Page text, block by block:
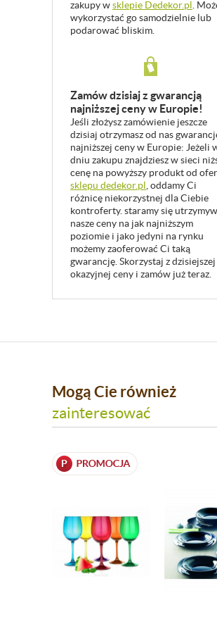
zakupy wsklepie Dedekor.pl.
wykorzystać go samodzielnie lub
podarować bliskim.
Zamów dzisiaj z gwarancją
najniższej ceny w Europie!
Jeśli złożysz zamówienie jeszcze
dzisiaj otrzymasz od nas
najniższej ceny w Europie: Jeżeli
dniu zakupu znajdziesz w sieci
cenę na powyższy produkt od
sklepu dedekor.pl, oddamy Ci
różnicę niekorzystnej dla Ciebie
kontroferty. staramy się
nasze ceny na jak najniższym
poziomie i jako jedyni na rynku
możemy zaoferować Ci taką
gwarancję. Skorzystaj z dzisiejszej
okazyjnej ceny i zamów już teraz.
Mogą Cie również
zainteresować